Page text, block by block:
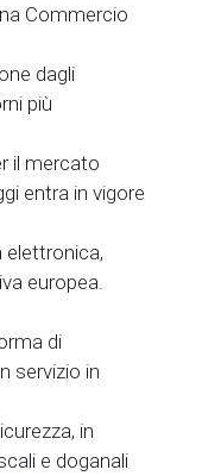
Commercio
dagli
più
il mercato
entra in vigore
elettronica,
europea.
di
servizio in
in
e doganali